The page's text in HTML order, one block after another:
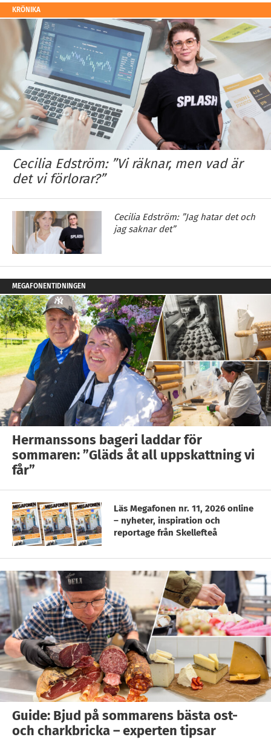
KRÖNIKA
Cecilia Edström: ”Vi räknar, men vad är
det vi förlorar?”
Cecilia Edström: ”Jag hatar det och
jag saknar det”
MEGAFONENTIDNINGEN
Hermanssons bageri laddar för
sommaren: ”Gläds åt all uppskattning vi
får”
Läs Megafonen nr. 11, 2026 online
– nyheter, inspiration och
reportage från Skellefteå
Guide: Bjud på sommarens bästa ost-
och charkbricka – experten tipsar